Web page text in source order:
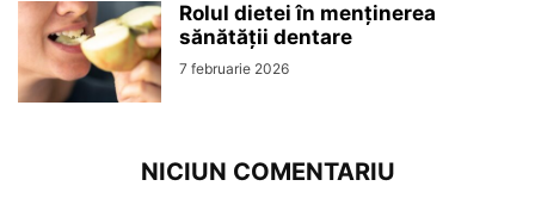
Rolul dietei în menținerea
sănătății dentare
7 februarie 2026
NICIUN COMENTARIU